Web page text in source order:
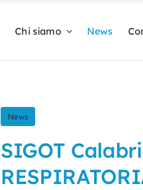
Chi siamo News
News
SIGOT